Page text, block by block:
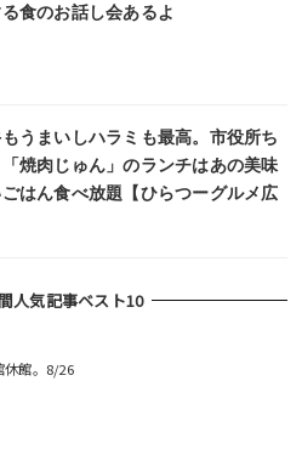
食のお話し会あるよ
うまいしハラミも最高。市役所ち
焼肉じゅん」のランチはあの美味
ごはん食べ放題【ひらつーグルメ広
人気記事ベスト10
休館。8/26